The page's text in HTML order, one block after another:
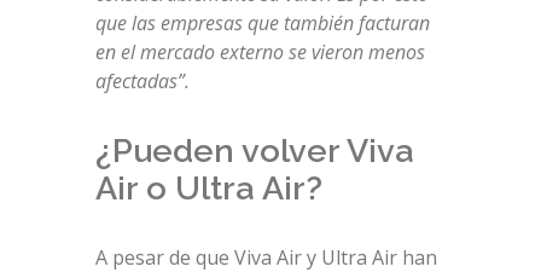
que las empresas que también facturan
en el mercado externo se vieron menos
afectadas”.
¿Pueden volver Viva
Air o Ultra Air?
A pesar de que Viva Air y Ultra Air han